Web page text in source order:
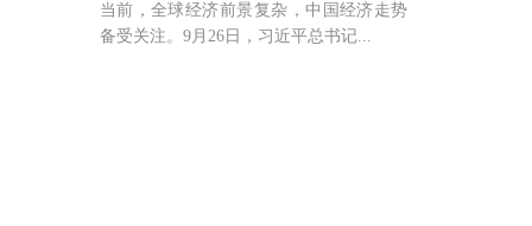
当前，全球经济前景复杂，中国经济走势
备受关注。9月26日，习近平总书记...